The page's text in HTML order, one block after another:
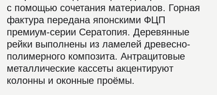
ПОСЕЛОК «БЕЛЫЙ ПАРУС»
РАСПОЛОЖЕНИЕ
СРОК
ОБЪЁМ